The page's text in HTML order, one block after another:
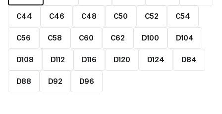
C44 C46 C48 C50 C52 C54
C56 C58 C60 C62 D100 D104
D108 D112 D116 D120 D124 D84
D88 D92 D96